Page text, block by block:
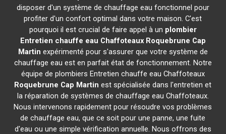
disposer d'un système de chauffage eau fonctionnel pour
profiter d'un confort optimal dans votre maison. C'est
pourquoi il est crucial de faire appel à un plombier
Entretien chauffe eau Chaffoteaux Roquebrune Cap
Martin expérimenté pour s'assurer que votre système de
chauffage eau est en parfait état de fonctionnement. Notre
équipe de plombiers Entretien chauffe eau Chaffoteaux
Roquebrune Cap Martin est spécialisée dans l'entretien et
la réparation de systèmes de chauffage eau Chaffoteaux.
Nous intervenons rapidement pour résoudre vos problèmes
de chauffage eau, que ce soit pour une panne, une fuite
d'eau ou une simple vérification annuelle. Nous offrons des